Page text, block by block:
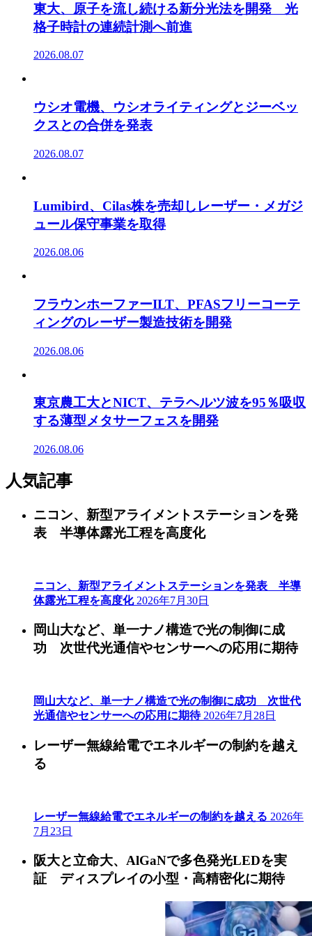
東大、原子を流し続ける新分光法を開発 光
格子時計の連続計測へ前進
2026.08.07
ウシオ電機、ウシオライティングとジーベッ
クスとの合併を発表
2026.08.07
Lumibird、Cilas株を売却しレーザー・メガジ
ュール保守事業を取得
2026.08.06
フラウンホーファーILT、PFASフリーコーテ
ィングのレーザー製造技術を開発
2026.08.06
東京農工大とNICT、テラヘルツ波を95％吸収
する薄型メタサーフェスを開発
2026.08.06
人気記事
ニコン、新型アライメントステーションを発
表 半導体露光工程を高度化
ニコン、新型アライメントステーションを発表 半導
体露光工程を高度化 2026年7月30日
岡山大など、単一ナノ構造で光の制御に成
功 次世代光通信やセンサーへの応用に期待
岡山大など、単一ナノ構造で光の制御に成功 次世代
光通信やセンサーへの応用に期待 2026年7月28日
レーザー無線給電でエネルギーの制約を越え
る
レーザー無線給電でエネルギーの制約を越える 2026年
7月23日
阪大と立命大、AlGaNで多色発光LEDを実
証 ディスプレイの小型・高精密化に期待